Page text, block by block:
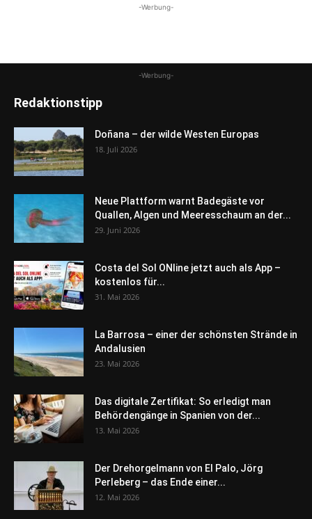
-Werbung-
-Werbung-
Redaktionstipp
Doñana – der wilde Westen Europas
18. Juli 2026
Neue Plattform warnt Badegäste vor
Quallen, Algen und Meeresschaum an der...
29. Juni 2026
Costa del Sol ONline jetzt auch als App –
kostenlos für...
31. Mai 2026
La Barrosa – einer der schönsten Strände in
Andalusien
23. Mai 2026
Das digitale Zertifikat: So erledigt man
Behördengänge in Spanien von der...
13. Mai 2026
Der Drehorgelmann von El Palo, Jörg
Perleberg – das Ende einer...
12. Mai 2026